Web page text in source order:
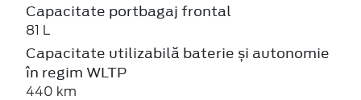
Capacitate portbagaj frontal
81 L
Capacitate utilizabilă baterie și autonomie
în regim WLTP
440 km